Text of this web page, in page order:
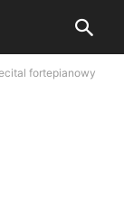
fortepianowy